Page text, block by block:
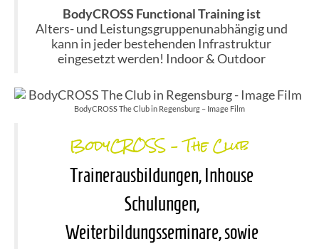
BodyCROSS Functional Training ist
Alters- und Leistungsgruppenunabhängig und
kann in jeder bestehenden Infrastruktur
eingesetzt werden! Indoor & Outdoor
BodyCROSS The Club in Regensburg – Image Film
BodyCROSS – The Club
Trainerausbildungen, Inhouse
Schulungen,
Weiterbildungsseminare,sowie